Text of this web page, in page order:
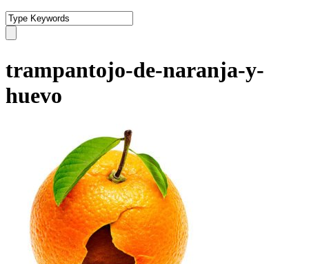
trampantojo-de-naranja-y-
huevo